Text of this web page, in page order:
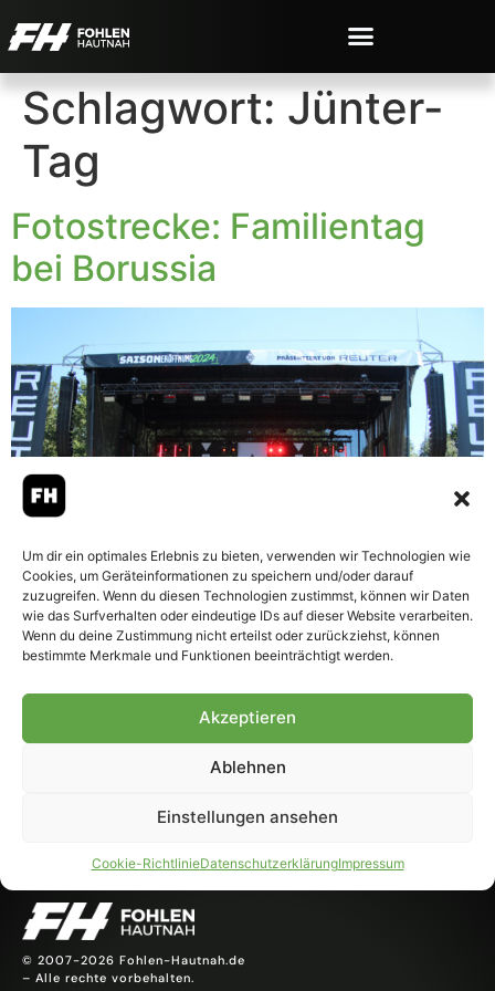
Um dir ein optimales Erlebnis zu bieten, verwenden wir Technologien wie
Cookies, um Geräteinformationen zu speichern und/oder darauf
zuzugreifen. Wenn du diesen Technologien zustimmst, können wir Daten
wie das Surfverhalten oder eindeutige IDs auf dieser Website verarbeiten.
Wenn du deine Zustimmung nicht erteilst oder zurückziehst, können
bestimmte Merkmale und Funktionen beeinträchtigt werden.
Akzeptieren
Ablehnen
Einstellungen ansehen
Cookie-RichtlinieDatenschutzerklärungImpressum
Schlagwort: Jünter-
Tag
Fotostrecke: Familientag
bei Borussia
Tolles Wetter und viele Fans – Am Sonntag gab’s den
Familientag im Borussia-Park. Foto: Dirk Päffgen Eine
Woche vor dem Pflichtspielauftakt stand dieses
Wochenende bei Borussia Mönchengladbach im Zeichen
der großen Saisoneröffnung. Einen Tag nach der
Generalprobe gegen Racing Straßburg und dem
gab es am Sonntag den Familientag. Eine […]
© 2007-2026 Fohlen-Hautnah.de
– Alle rechte vorbehalten.